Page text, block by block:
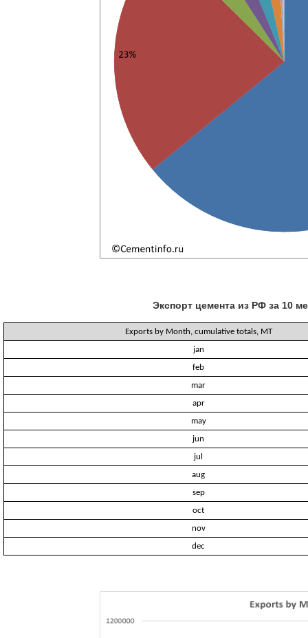
Экспорт цемента из РФ за 10
Exports by Month, cumulative totals, MT
jan
feb
mar
apr
may
jun
jul
aug
sep
oct
nov
dec